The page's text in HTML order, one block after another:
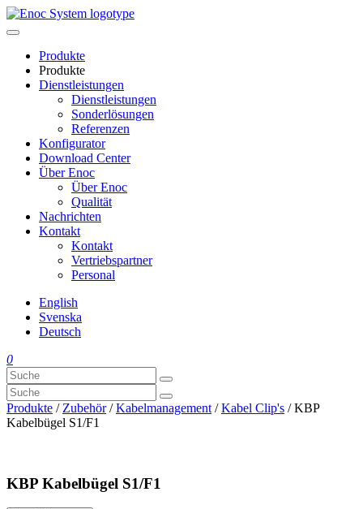
Skip
to
Produkte
Produkte
Dienstleistungen
Dienstleistungen
Sonderlösungen
Referenzen
Konfigurator
Download Center
Über Enoc
Über Enoc
Qualität
Nachrichten
Kontakt
Kontakt
Vertriebspartner
Personal
English
Svenska
Deutsch
0
Produkte / Zubehör/Kabelmanagement /Kabel Clip's / KBP
Kabelbügel S1/F1
KBP Kabelbügel S1/F1